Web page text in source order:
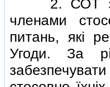
2. СОТ
членами
питань, якi
Угоди. За